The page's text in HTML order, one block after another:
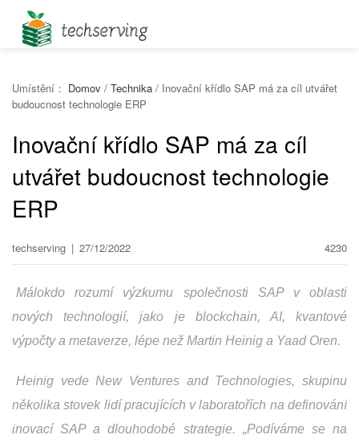
Umístění： Domov / Technika / Inovační křídlo SAP má za cíl utvářet
budoucnost technologie ERP
Inovační křídlo SAP má za cíl
utvářet budoucnost technologie
ERP
techserving | 27/12/2022 4230
Málokdo rozumí výzkumu společnosti SAP v oblasti
nových technologií, jako je blockchain, AI, kvantové
výpočty a metaverze, lépe než Martin Heinig a Yaad Oren.
Heinig vede New Ventures and Technologies, skupinu
několika stovek lidí pracujících v laboratořích na definování
inovací SAP a dlouhodobé strategie. „Podíváme se na